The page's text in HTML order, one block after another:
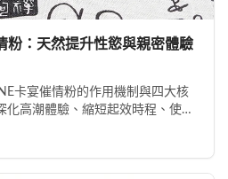
粉：天然提升性慾與親密體驗
卡宴催情粉的作用機制與四大核
化高潮體驗、縮短起效時程、使用